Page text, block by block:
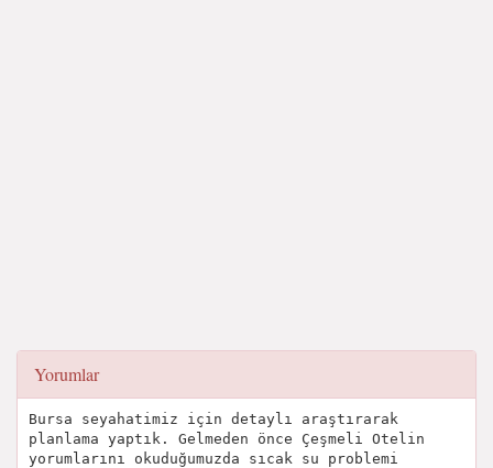
Yorumlar
Bursa seyahatimiz için detaylı araştırarak
planlama yaptık. Gelmeden önce Çeşmeli Otelin
yorumlarını okuduğumuzda sıcak su problemi